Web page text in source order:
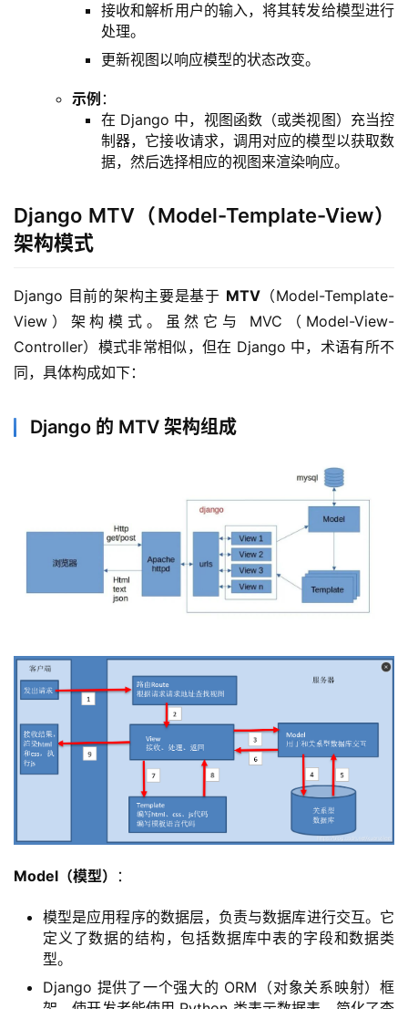
C
D
公
有
云
企
实
登录
接收和解析用户的输入，将其转发给模型进行
处理。
更新视图以响应模型的状态改变。
示例 ：
在 Django 中，视图函数（或类视图）充当控
制器，它接收请求，调用对应的模型以获取数
据，然后选择相应的视图来渲染响应。
Django MTV（Model-Template-View）
架构模式
Django 目前的架构主要是基于 MTV（Model-Template-
View）架构模式。虽然它与 MVC（Model-View-
Controller）模式非常相似，但在 Django 中，术语有所不
同，具体构成如下：
Django 的 MTV 架构组成
Model（模型） ：
模型是应用程序的数据层，负责与数据库进行交互。它
定义了数据的结构，包括数据库中表的字段和数据类
型。
Django 提供了一个强大的 ORM（对象关系映射）框